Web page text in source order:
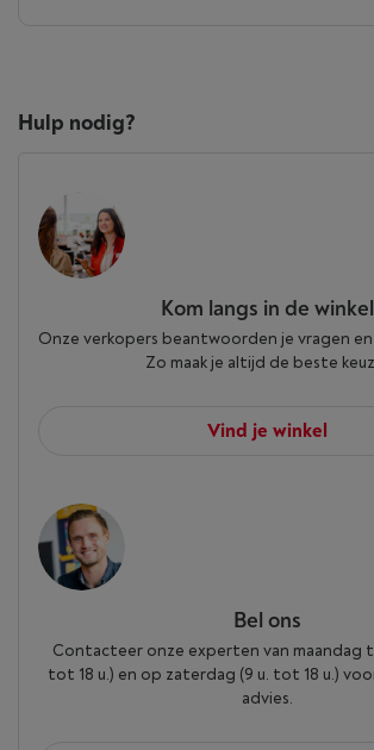
Hulp nodig?
Kom langs in de winkel
Onze verkopers beantwoorden je vragen en
Zo maak je altijd de beste
Vind je winkel
Bel ons
Contacteer onze experten van maandag
tot 18 u.) en op zaterdag (9 u. tot 18 u.)
advies.